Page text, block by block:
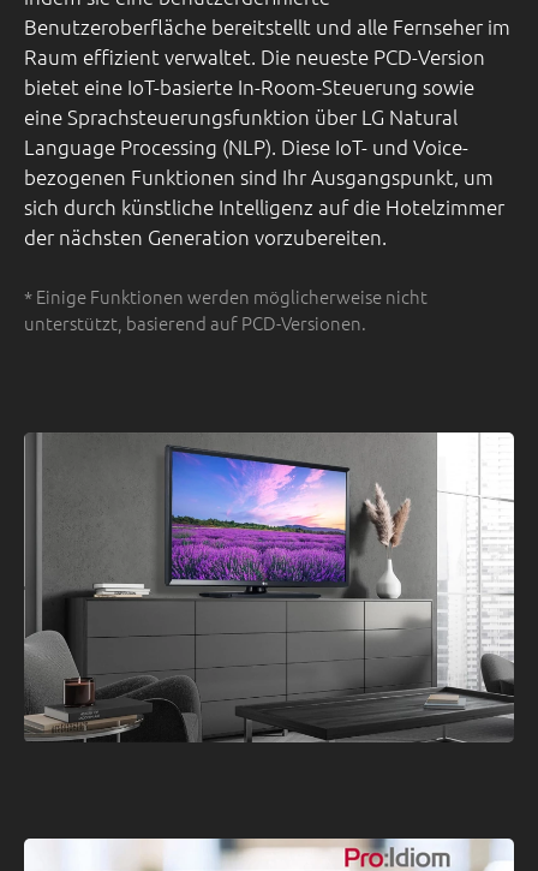
Benutzeroberfläche bereitstellt und alle Fernseher im
Raum effizient verwaltet. Die neueste PCD-Version
bietet eine IoT-basierte In-Room-Steuerung sowie
eine Sprachsteuerungsfunktion über LG Natural
Language Processing (NLP). Diese IoT- und Voice-
bezogenen Funktionen sind Ihr Ausgangspunkt, um
sich durch künstliche Intelligenz auf die Hotelzimmer
der nächsten Generation vorzubereiten.
* Einige Funktionen werden möglicherweise nicht
unterstützt, basierend auf PCD-Versionen.